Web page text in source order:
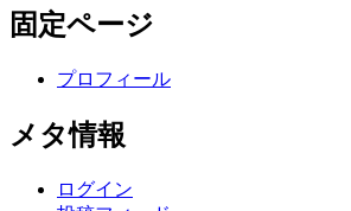
固定ページ
プロフィール
メタ情報
ログイン